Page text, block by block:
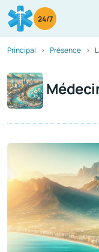
24/7
Principal Présence